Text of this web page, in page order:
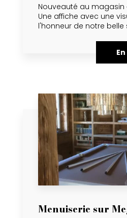
Nouveauté au magasin
Une affiche avec une
l'honneur de notre belle
Menuiserie sur